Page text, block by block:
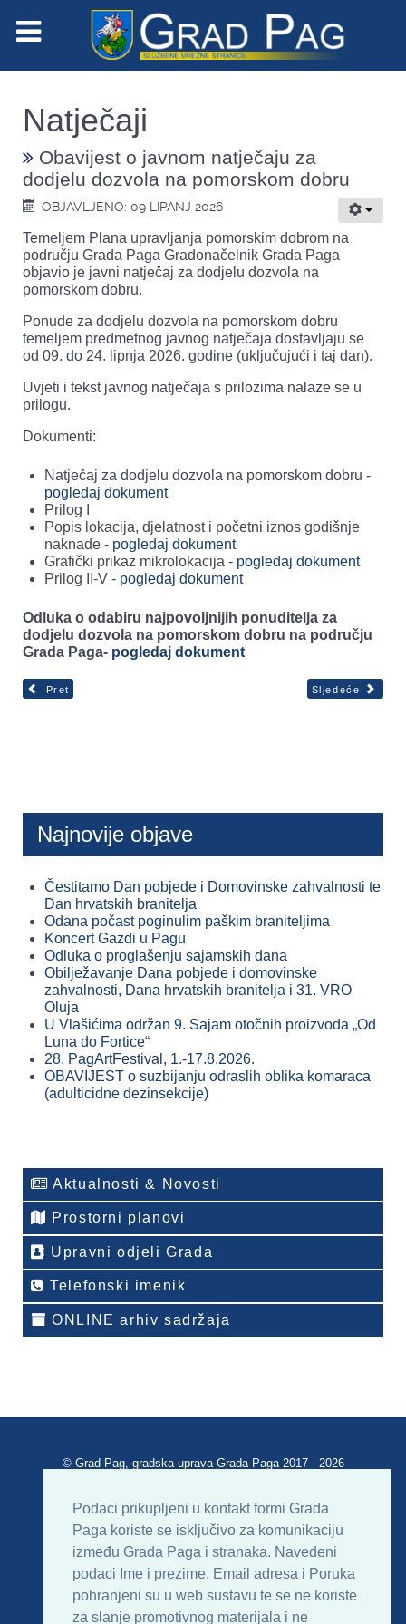
Podaci prikupljeni u kontakt formi Grada
Paga koriste se isključivo za komunikaciju
između Grada Paga i stranaka. Navedeni
podaci Ime i prezime, Email adresa i Poruka
pohranjeni su u web sustavu te se ne koriste
za slanje promotivnog materijala i ne
Natječaji
Obavijest o javnom natječaju za
dodjelu dozvola na pomorskom dobru
OBJAVLJENO: 09 LIPANJ 2026
Temeljem Plana upravljanja pomorskim dobrom na
području Grada Paga Gradonačelnik Grada Paga
objavio je javni natječaj za dodjelu dozvola na
pomorskom dobru.
Ponude za dodjelu dozvola na pomorskom dobru
temeljem predmetnog javnog natječaja dostavljaju se
od 09. do 24. lipnja 2026. godine (uključujući i taj dan).
Uvjeti i tekst javnog natječaja s prilozima nalaze se u
prilogu.
Dokumenti:
Natječaj za dodjelu dozvola na pomorskom dobru -
pogledaj dokument
Prilog I
Popis lokacija, djelatnost i početni iznos godišnje
naknade - pogledaj dokument
Grafički prikaz mikrolokacija - pogledaj dokument
Prilog II-V - pogledaj dokument
Odluka o odabiru najpovoljnijih ponuditelja za
dodjelu dozvola na pomorskom dobru na području
Grada Paga- pogledaj dokument
Pret Sljedeće
Najnovije objave
Čestitamo Dan pobjede i Domovinske zahvalnosti te
Dan hrvatskih branitelja
Odana počast poginulim paškim braniteljima
Koncert Gazdi u Pagu
Odluka o proglašenju sajamskih dana
Obilježavanje Dana pobjede i domovinske
zahvalnosti, Dana hrvatskih branitelja i 31. VRO
Oluja
U Vlašićima održan 9. Sajam otočnih proizvoda „Od
Luna do Fortice“
28. PagArtFestival, 1.-17.8.2026.
OBAVIJEST o suzbijanju odraslih oblika komaraca
(adulticidne dezinsekcije)
Aktualnosti & Novosti
Prostorni planovi
Upravni odjeli Grada
Telefonski imenik
ONLINE arhiv sadržaja
© Grad Pag, gradska uprava Grada Paga 2017 - 2026
Uvjeti korištenja Impressum
Kontakt
Sitemap
RSS